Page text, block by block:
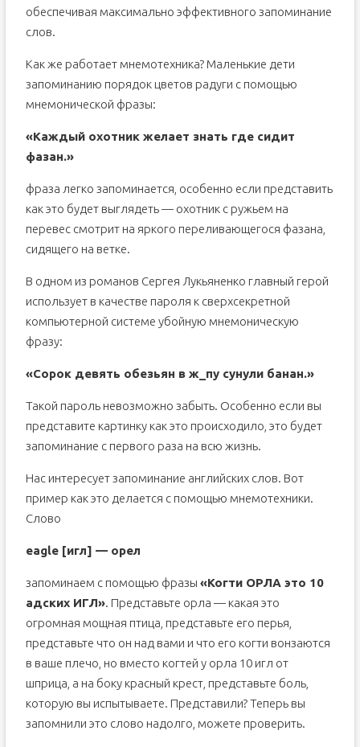
обеспечивая максимально эффективного запоминание
слов.
Как же работает мнемотехника? Маленькие дети
запоминанию порядок цветов радуги с помощью
мнемонической фразы:
«Каждый охотник желает знать где сидит
фазан.»
фраза легко запоминается, особенно если представить
как это будет выглядеть — охотник с ружьем на
перевес смотрит на яркого переливающегося фазана,
сидящего на ветке.
В одном из романов Сергея Лукьяненко главный герой
использует в качестве пароля к сверхсекретной
компьютерной системе убойную мнемоническую
фразу:
«Сорок девять обезьян в ж_пу сунули банан.»
Такой пароль невозможно забыть. Особенно если вы
представите картинку как это происходило, это будет
запоминание с первого раза на всю жизнь.
Нас интересует запоминание английских слов. Вот
пример как это делается с помощью мнемотехники.
Слово
eagle [игл] — орел
запоминаем с помощью фразы «Когти ОРЛА это 10
адских ИГЛ». Представьте орла — какая это
огромная мощная птица, представьте его перья,
представьте что он над вами и что его когти вонзаются
в ваше плечо, но вместо когтей у орла 10 игл от
шприца, а на боку красный крест, представьте боль,
которую вы испытываете. Представили? Теперь вы
запомнили это слово надолго, можете проверить.